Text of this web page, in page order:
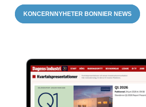
KONCERNNYHETER BONNIER NEWS